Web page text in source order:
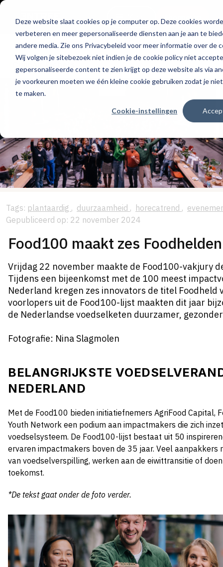
Deze website slaat cookies op je computer op. Deze cookies
verbeteren en meer gepersonaliseerde diensten aan je aan te
andere media. Zie ons Privacybeleid voor meer informatie over de
Wij volgen je sitebezoek niet indien je de cookie policy niet
gepersonaliseerde content te zien krijgt op deze website als via
je voorkeuren moeten we één kleine cookie gebruiken zodat je
te maken.
Cookie-instellingen
Menu Abonneren
Culinair & chefs
Tags: plantaardig , duurzaamheid , horecatrend ,
Gepubliceerd op: 22 november 2024
Food100 maakt zes
Vrijdag 22 november maakte de Food100-vakjury
Tijdens een bijeenkomst met de 100 meest
Nederland kregen zes innovators de titel Foodheld
voorlopers uit de Food100-lijst maakten dit jaar
de Nederlandse voedselketen duurzamer,
Fotografie: Nina Slagmolen
BELANGRIJKSTE
NEDERLAND
Met de Food100 bieden initiatiefnemers AgriFood Capital,
Youth Network een podium aan impactmakers die zich
voedselsysteem. De Food100-lijst bestaat uit 50
ervaren impactmakers boven de 35 jaar. Veel aanpakkers
van voedselverspilling, werken aan de eiwittransitie of
toekomst.
*De tekst gaat onder de foto verder.